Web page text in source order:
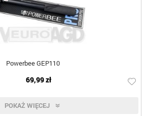
Powerbee GEP110
69,99 zł
POKAŻ WIĘCEJ